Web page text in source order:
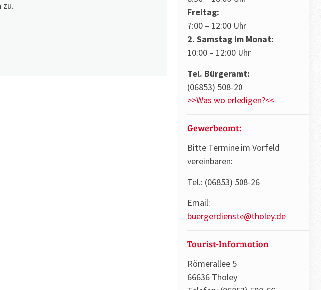
zu.
Freitag:
7:00 – 12:00 Uhr
2. Samstag im Monat:
10:00 – 12:00 Uhr
Tel. Bürgeramt:
(06853) 508-20
>>Was wo erledigen?<<
Gewerbeamt:
Bitte Termine im Vorfeld
vereinbaren:
Tel.: (06853) 508-26
Email:
buergerdienste@tholey.de
Tourist-Information
Römerallee 5
66636 Tholey